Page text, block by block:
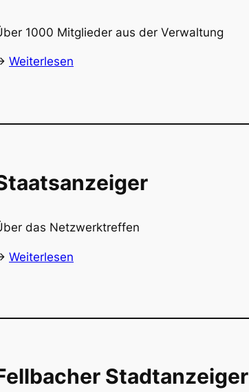
1000 Mitglieder aus der Verwaltung
Weiterlesen
das Netzwerktreffen
Weiterlesen
Stadtanzeiger